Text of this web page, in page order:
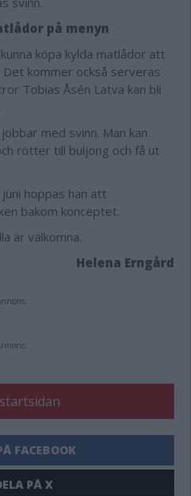
på menyn
köpa kylda matlådor att
kommer också serveras
Tobias Åsén Latva kan bli
med svinn. Man kan
rötter till buljong och få ut
hoppas han att
bakom konceptet.
är välkomna.
Helena Erngård
FACEBOOK
PÅ X